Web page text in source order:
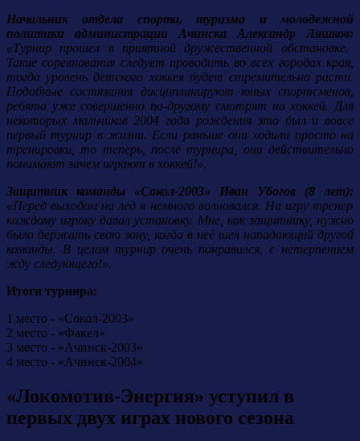
Начальник отдела спорта, туризма и молодежной
политики администрации Ачинска Александр Ляшков:
«Турнир прошел в приятной дружественной обстановке.
Такие соревнования следует проводить во всех городах края,
тогда уровень детского хоккея будет стремительно расти.
Подобные состязания дисциплинируют юных спортсменов,
ребята уже совершенно по-другому смотрят на хоккей. Для
некоторых мальчиков 2004 года рождения это был и вовсе
первый турнир в жизни. Если раньше они ходили просто на
тренировки, то теперь, после турнира, они действительно
понимают зачем играют в хоккей!».
Защитник команды «Сокол-2003» Иван Убогов (8 лет):
«Перед выходом на лед я немного волновался. На игру тренер
каждому игроку давал установку. Мне, как защитнику, нужно
было держать свою зону, когда в неё шел нападающий другой
команды. В целом турнир очень понравился, с нетерпением
жду следующего!».
Итоги турнира:
1 место - «Сокол-2003»
2 место - «Факел»
3 место - «Ачинск-2003»
4 место - «Ачинск-2004»
«Локомотив-Энергия» уступил в
первых двух играх нового сезона